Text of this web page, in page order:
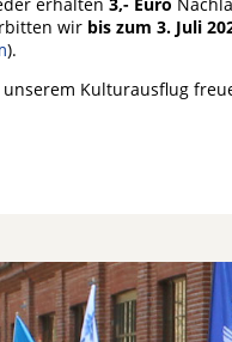
wir bis zum 3. Juli
).
Kulturausflug